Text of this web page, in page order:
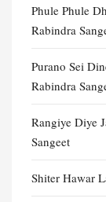
Phule Phule
Rabindra
Purano Sei
Rabindra
Rangiye Diye
Sangeet
Shiter Hawar